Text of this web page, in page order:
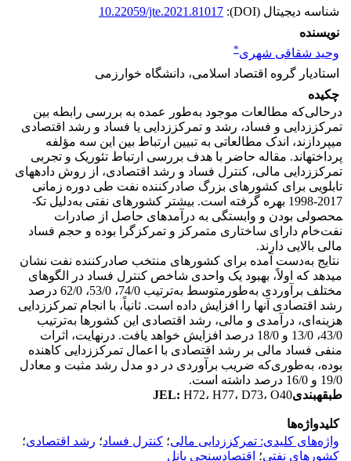
شناسه دیجیتال (DOI):
10.22059/jte.2021.81017
نویسنده
وحید شقاقی شهری*
استادیار گروه اقتصاد اسلامی، دانشگاه خوارزمی
چکیده
درحالی‌که مطالعات موجود به‌طور عمده به بررسی رابطه بین
تمرکززدایی و فساد، رشد و تمرکززدایی یا فساد و رشد اقتصادی
می­پردازند، اندک مطالعاتی به تبیین ارتباط بین این سه مؤلفه
پرداخته­اند. مقاله حاضر با هدف بررسی ارتباط تئوریک و تجربی
تمرکززدایی مالی، کنترل فساد و رشد اقتصادی، از روش داده­های
تابلویی برای کشورهای بزرگ صادرکننده نفت طی دوره زمانی
2017-1998 بهره گرفته است. بیشتر کشورهای نفتی به‌دلیل تک­
محصولی بودن و وابستگی به درآمدهای حاصل از صادرات
نفت‌خام دارای ساختاری متمرکز و تمرکزگرا بوده و حجم فساد
مالی بالایی دارند.
نتایج به‌دست آمده برای کشورهای منتخب صادرکننده نفت نشان
می­دهد که اولاً، بهبود یک واحدی شاخص کنترل فساد در الگوهای
مختلف برآوردی به‌طورمتوسط به‌ترتیب 74/0، 53/0، 62/0 درصد
رشد اقتصادی آنها را افزایش داده است. ثانیاً، با انجام تمرکززدایی
هزینه‌ای، درآمدی و مالی، رشد اقتصادی این کشورها به‌ترتیب
43/0، 13/0 و 18/0 درصد افزایش خواهد یافت. درنهایت، اثرات
منفی فساد مالی بر رشد اقتصادی با اعمال تمرکززدایی کاهنده
بوده، به‌طوری‌که ضریب برآوردی در دو مدل رشد مثبت و معادل
19/0 و 16/0 درصد داشته است.
طبقه­بندی
JEL: H72، H77، D73، O40
کلیدواژه‌ها
واژه‌های کلیدی: تمرکززدایی مالی؛ کنترل فساد؛ رشد اقتصادی؛
کشورهای نفتی؛ اقتصادسنجی پانل